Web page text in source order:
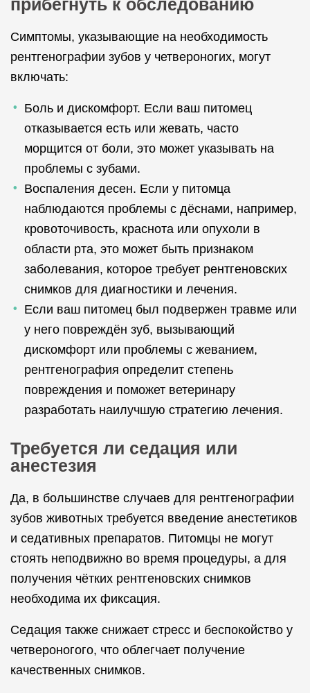
прибегнуть к обследованию
Симптомы, указывающие на необходимость
рентгенографии зубов у четвероногих, могут
включать:
Боль и дискомфорт. Если ваш питомец
отказывается есть или жевать, часто
морщится от боли, это может указывать на
проблемы с зубами.
Воспаления десен. Если у питомца
наблюдаются проблемы с дёснами, например,
кровоточивость, краснота или опухоли в
области рта, это может быть признаком
заболевания, которое требует рентгеновских
снимков для диагностики и лечения.
Если ваш питомец был подвержен травме или
у него повреждён зуб, вызывающий
дискомфорт или проблемы с жеванием,
рентгенография определит степень
повреждения и поможет ветеринару
разработать наилучшую стратегию лечения.
Требуется ли седация или
анестезия
Да, в большинстве случаев для рентгенографии
зубов животных требуется введение анестетиков
и седативных препаратов. Питомцы не могут
стоять неподвижно во время процедуры, а для
получения чётких рентгеновских снимков
необходима их фиксация.
Седация также снижает стресс и беспокойство у
четвероногого, что облегчает получение
качественных снимков.